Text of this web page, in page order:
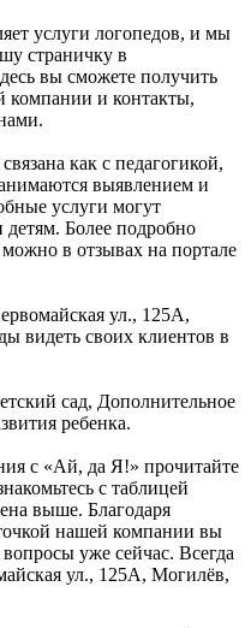
услуги логопедов, и мы
страничку в
вы сможете получить
и контакты,
как с педагогикой,
выявлением и
услуги могут
детям. Более подробно
в отзывах на портале
ул., 125А,
видеть своих клиентов в
сад, Дополнительное
ребенка.
с «Ай, да Я!» прочитайте
с таблицей
выше. Благодаря
нашей компании вы
уже сейчас. Всегда
ул., 125А, Могилёв,